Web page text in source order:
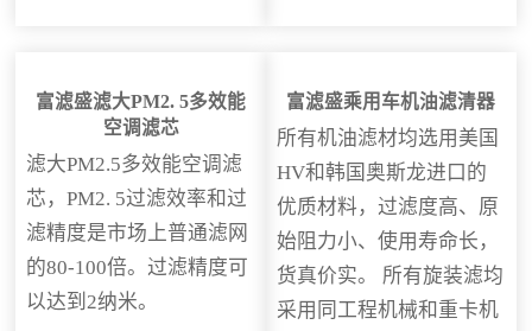
富滤盛滤大PM2. 5多效能
空调滤芯
滤大PM2.5多效能空调滤
芯，PM2. 5过滤效率和过
滤精度是市场上普通滤网
的80-100倍。过滤精度可
以达到2纳米。
富滤盛乘用车机油滤清器
所有机油滤材均选用美国
HV和韩国奥斯龙进口的
优质材料，过滤度高、原
始阻力小、使用寿命长，
货真价实。 所有旋装滤均
采用同工程机械和重卡机